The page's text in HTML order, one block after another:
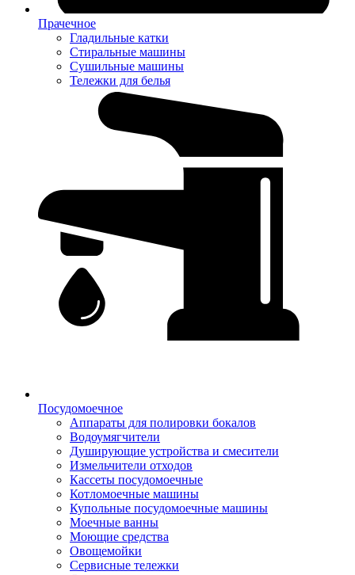
Прачечное
Гладильные катки
Стиральные машины
Сушильные машины
Тележки для белья
Посудомоечное
Аппараты для полировки бокалов
Водоумягчители
Душирующие устройства и смесители
Измельчители отходов
Кассеты посудомоечные
Котломоечные машины
Купольные посудомоечные машины
Моечные ванны
Моющие средства
Овощемойки
Сервисные тележки